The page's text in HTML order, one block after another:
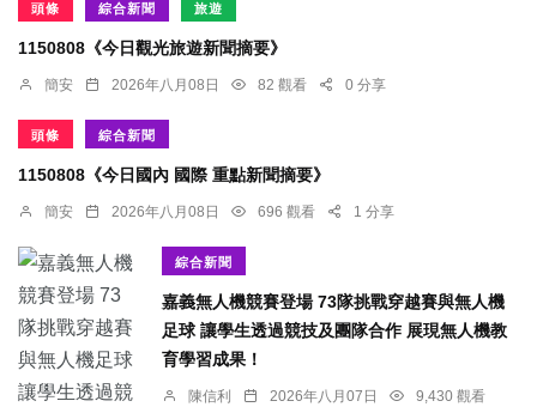
頭條 綜合新聞 旅遊
1150808《今日觀光旅遊新聞摘要》
簡安 2026年八月08日 82 觀看 0 分享
頭條 綜合新聞
1150808《今日國內 國際 重點新聞摘要》
簡安 2026年八月08日 696 觀看 1 分享
綜合新聞
嘉義無人機競賽登場 73隊挑戰穿越賽與無人機
足球 讓學生透過競技及團隊合作 展現無人機教
育學習成果！
陳信利 2026年八月07日
9,430 觀看